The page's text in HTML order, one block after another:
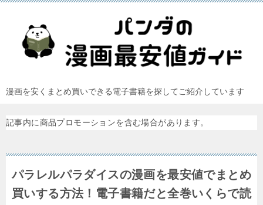
漫画を安くまとめ買いできる電子書籍を探してご紹介しています
記事内に商品プロモーションを含む場合があります。
パラレルパラダイスの漫画を最安値でまとめ
買いする方法！電子書籍だと全巻いくらで読